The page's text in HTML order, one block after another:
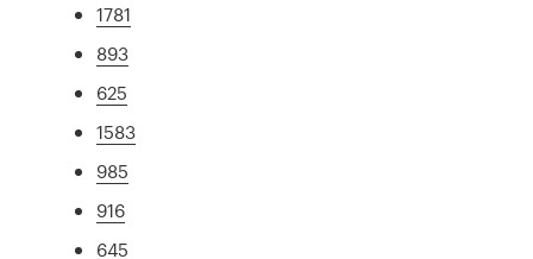
1781
893
625
1583
985
916
645